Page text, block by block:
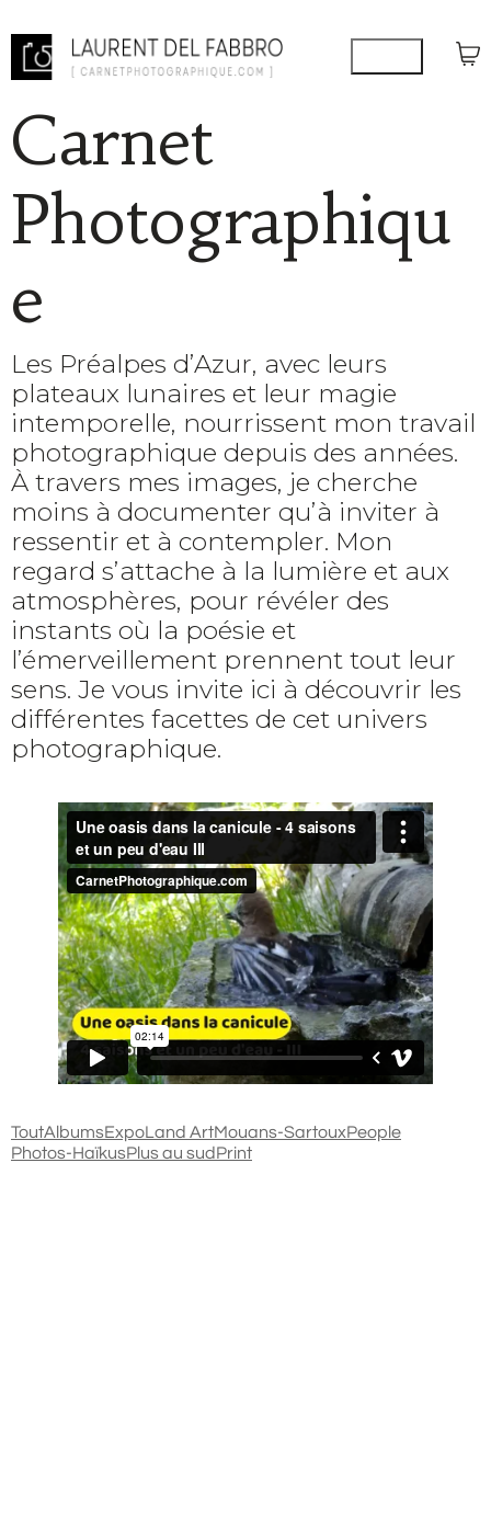
Carnet
Photographiqu
e
Les Préalpes d’Azur, avec leurs
plateaux lunaires et leur magie
intemporelle, nourrissent mon travail
photographique depuis des années.
À travers mes images, je cherche
moins à documenter qu’à inviter à
ressentir et à contempler. Mon
regard s’attache à la lumière et aux
atmosphères, pour révéler des
instants où la poésie et
l’émerveillement prennent tout leur
sens. Je vous invite ici à découvrir les
différentes facettes de cet univers
photographique.
ToutAlbumsExpoLand ArtMouans-SartouxPeople
Photos-HaïkusPlus au sudPrint